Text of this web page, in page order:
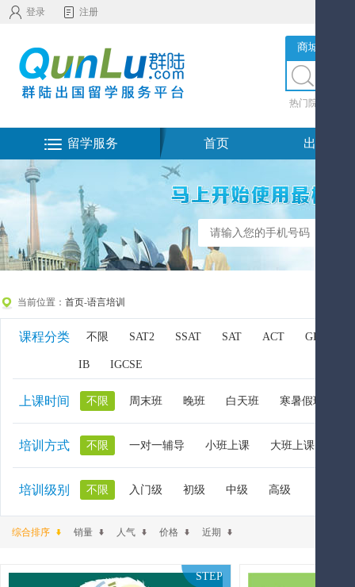
登录 注册
商城服务
热门院校
留学服务 首页 出国留学
当前位置： 首页-语言培训
课程分类 不限 SAT2 SSAT SAT ACT GRE
IB IGCSE
上课时间 不限 周末班 晚班 白天班 寒暑假班
培训方式 不限 一对一辅导 小班上课 大班上课
培训级别 不限 入门级 初级 中级 高级
综合排序 销量 人气 价格 近期
STEP